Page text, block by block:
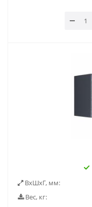
ВxШxГ, мм:
Вес, кг: